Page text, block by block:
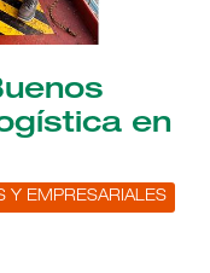
en
Y EMPRESARIALES